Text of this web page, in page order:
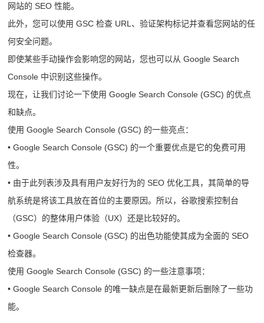
网站的 SEO 性能。
此外，您可以使用 GSC 检查 URL、验证架构标记并查看您网站的任
何安全问题。
即使某些手动操作会影响您的网站，您也可以从 Google Search
Console 中识别这些操作。
现在，让我们讨论一下使用 Google Search Console (GSC) 的优点
和缺点。
使用 Google Search Console (GSC) 的一些亮点：
• Google Search Console (GSC) 的一个重要优点是它的免费可用
性。
• 由于此列表涉及具有用户友好行为的 SEO 优化工具，其简单的导
航系统是将该工具放在首位的主要原因。所以，谷歌搜索控制台
（GSC）的整体用户体验（UX）还是比较好的。
• Google Search Console (GSC) 的出色功能使其成为全面的 SEO
检查器。
使用 Google Search Console (GSC) 的一些注意事项：
• Google Search Console 的唯一缺点是在最新更新后删除了一些功
能。